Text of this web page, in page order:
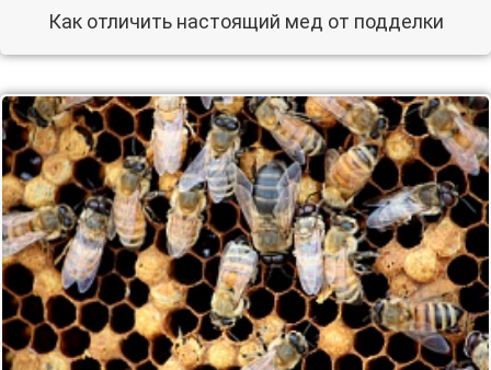
Как отличить настоящий мед от подделки